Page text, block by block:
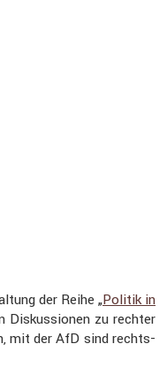
der Reihe „Politik in
Diskus­sionen zu rechter
mit der AfD sind rechts­